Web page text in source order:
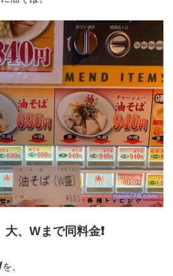
大、Wまで同料金❗
を。